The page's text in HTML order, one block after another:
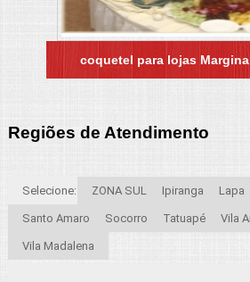
coquetel para lojas
Regiões de Atendimento
Selecione: ZONA SUL Ipiranga Lapa
Santo Amaro Socorro Tatuapé Vila
Vila Madalena